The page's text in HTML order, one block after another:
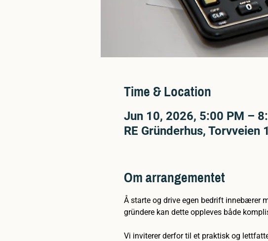
Time & Location
Jun 10, 2026, 5:00 PM –
RE Gründerhus, Torvveien
Om arrangementet
Å starte og drive egen bedrift innebærer
gründere kan dette oppleves både
Vi inviterer derfor til et praktisk og